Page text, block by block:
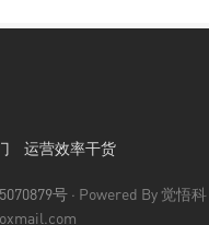
运营效率干货
号 · Powered By 觉悟科